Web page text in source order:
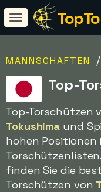
MANNSCHAFTEN /
Top-
Top-Torschützen
Tokushima und
hohen Positionen
finden Sie die
Torschützen von